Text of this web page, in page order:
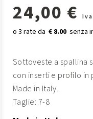
24,00 €
€ 8.00
Sottoveste a spallina
con inserti e profilo in
Made in Italy.
Taglie: 7-8